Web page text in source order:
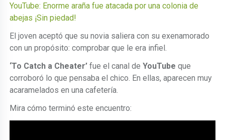
YouTube: Enorme araña fue atacada por una colonia de
abejas ¡Sin piedad!
El joven aceptó que su novia saliera con su exenamorado
con un propósito: comprobar que le era infiel.
‘To Catch a Cheater’ fue el canal de YouTube que
corroboró lo que pensaba el chico. En ellas, aparecen muy
acaramelados en una cafetería.
Mira cómo terminó este encuentro: